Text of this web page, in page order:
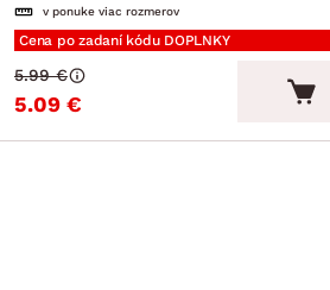
v ponuke viac rozmerov
Cena po zadaní kódu DOPLNKY
5.09 €
5.99 €